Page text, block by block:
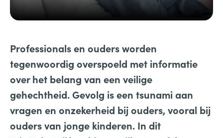
Professionals en ouders worden
tegenwoordig overspoeld met informatie
over het belang van een veilige
gehechtheid. Gevolg is een tsunami aan
vragen en onzekerheid bij ouders, vooral bij
ouders van jonge kinderen. In dit